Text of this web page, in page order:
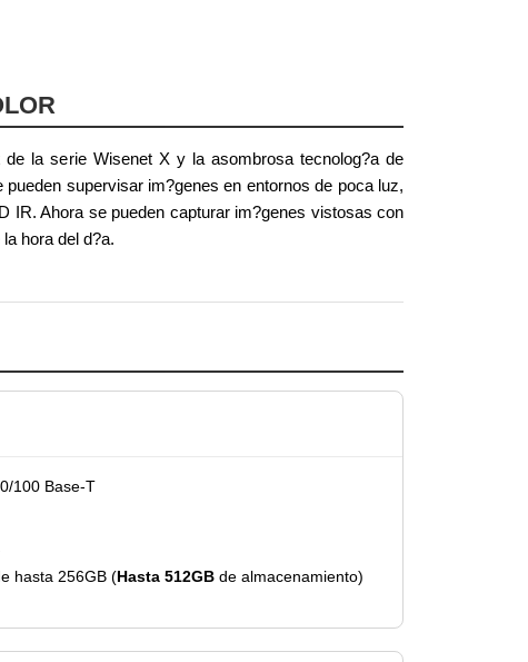
la serie Wisenet X y la asombrosa tecnolog?a de
pueden supervisar im?genes en entornos de poca luz,
IR. Ahora se pueden capturar im?genes vistosas con
hora del d?a.
100 Base-T
hasta 256GB (Hasta 512GB de almacenamiento)